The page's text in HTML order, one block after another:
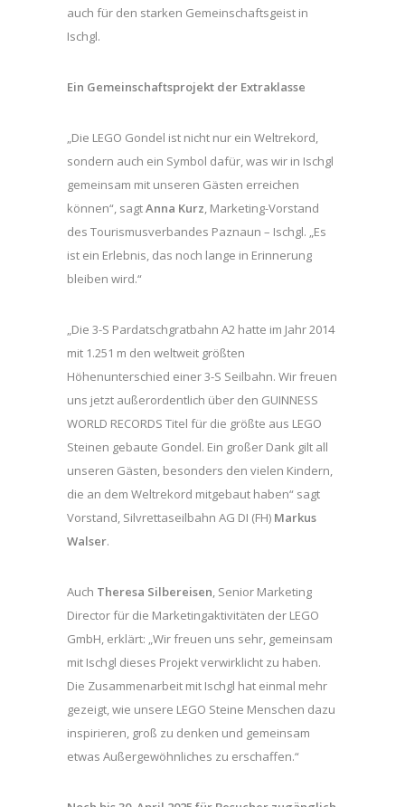
auch für den starken Gemeinschaftsgeist in
Ischgl.
Ein Gemeinschaftsprojekt der Extraklasse
„Die LEGO Gondel ist nicht nur ein Weltrekord,
sondern auch ein Symbol dafür, was wir in Ischgl
gemeinsam mit unseren Gästen erreichen
können“, sagtAnna Kurz, Marketing-Vorstand
des Tourismusverbandes Paznaun – Ischgl. „Es
ist ein Erlebnis, das noch lange in Erinnerung
bleiben wird.“
„Die 3-S Pardatschgratbahn A2 hatte im Jahr 2014
mit 1.251 m den weltweit größten
Höhenunterschied einer 3-S Seilbahn. Wir freuen
uns jetzt außerordentlich über den GUINNESS
WORLD RECORDS Titel für die größte aus LEGO
Steinen gebaute Gondel. Ein großer Dank gilt all
unseren Gästen, besonders den vielen Kindern,
die an dem Weltrekord mitgebaut haben“ sagt
Vorstand, Silvrettaseilbahn AG DI (FH) Markus
Walser.
Auch Theresa Silbereisen, Senior Marketing
Director für die Marketingaktivitäten der LEGO
GmbH, erklärt: „Wir freuen uns sehr, gemeinsam
mit Ischgl dieses Projekt verwirklicht zu haben.
Die Zusammenarbeit mit Ischgl hat einmal mehr
gezeigt, wie unsere LEGO Steine Menschen dazu
inspirieren, groß zu denken und gemeinsam
etwas Außergewöhnliches zu erschaffen.“